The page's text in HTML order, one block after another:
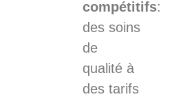
compétitifs:
des soins
de
qualité à
des tarifs